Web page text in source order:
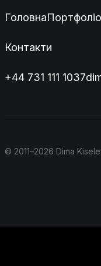
ГоловнаПортфоліо
Контакти
+44 731 111 1037
© 2011–2026 Dima